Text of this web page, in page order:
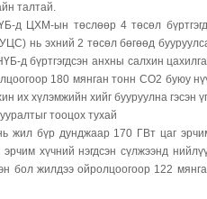
талтай.
д ЦХМ-ын төслөөр 4 төсөл
нь эхний 2 төсөл бөгөөд
д бүртгэгдсэн анхны салхин
180 мянган тонн СО2 буюу
их хүлэмжийн хийг бууруулна гэсэн
тооцох тухай
жил бүр дунджаар 170 ГВт цаг эрчим
эрчим хүчний нэгдсэн сүлжээнд
бол жилдээ ойролцоогоор 122